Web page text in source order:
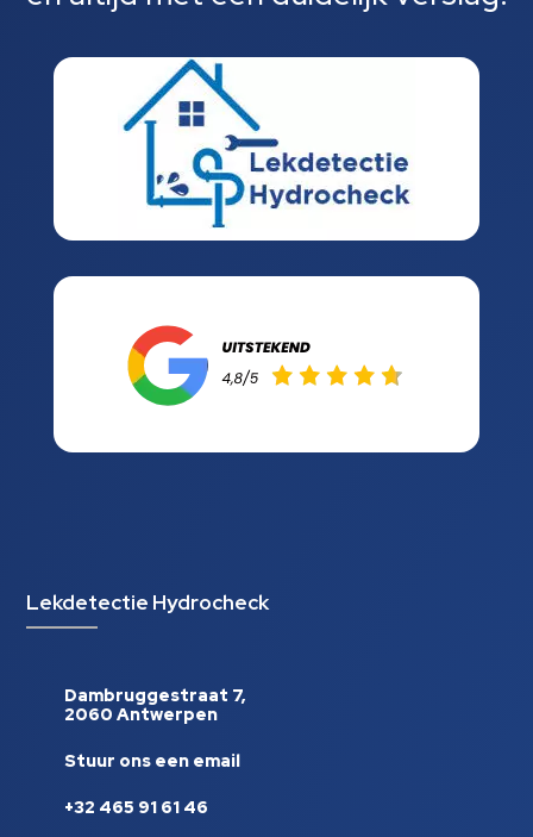
Lekdetectie Hydrocheck
Dambruggestraat 7,
2060 Antwerpen
Stuur ons een email
+32 465 91 61 46